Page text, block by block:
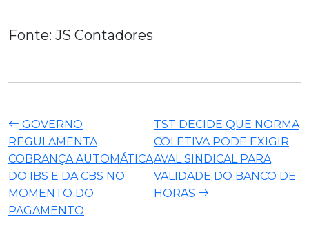
Fonte: JS Contadores
GOVERNO
REGULAMENTA
COBRANÇA AUTOMÁTICA
DO IBS E DA CBS NO
MOMENTO DO
PAGAMENTO
TST DECIDE QUE NORMA
COLETIVA PODE EXIGIR
AVAL SINDICAL PARA
VALIDADE DO BANCO DE
HORAS